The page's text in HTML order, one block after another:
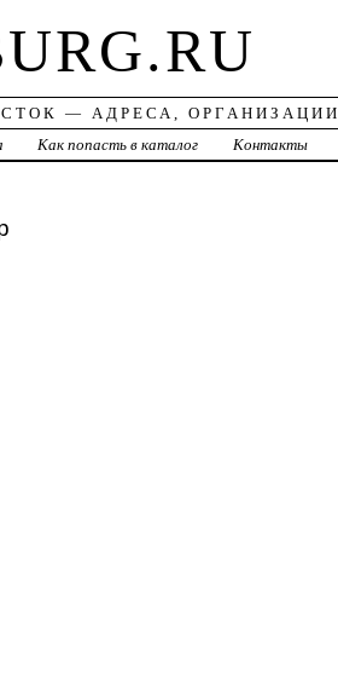
— АДРЕСА, ОРГАНИЗАЦИИ
Как попасть в каталог Контакты